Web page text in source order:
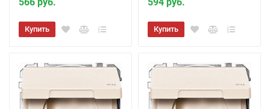
Купить Купить